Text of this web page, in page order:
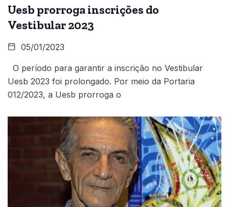
Uesb prorroga inscrições do
Vestibular 2023
05/01/2023
O período para garantir a inscrição no Vestibular
Uesb 2023 foi prolongado. Por meio da Portaria
012/2023, a Uesb prorroga o